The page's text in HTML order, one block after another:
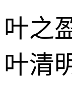
叶之
叶清